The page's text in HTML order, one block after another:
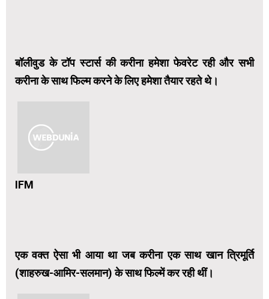
बॉलीवुड के टॉप स्टार्स की करीना हमेशा फेवरेट रही और सभी
करीना के साथ फिल्म करने के लिए हमेशा तैयार रहते थे।
IFM
एक वक्त ऐसा भी आया था जब करीना एक साथ खान त्रिमूर्ति
(शाहरुख-आमिर-सलमान) के साथ फिल्में कर रही थीं।